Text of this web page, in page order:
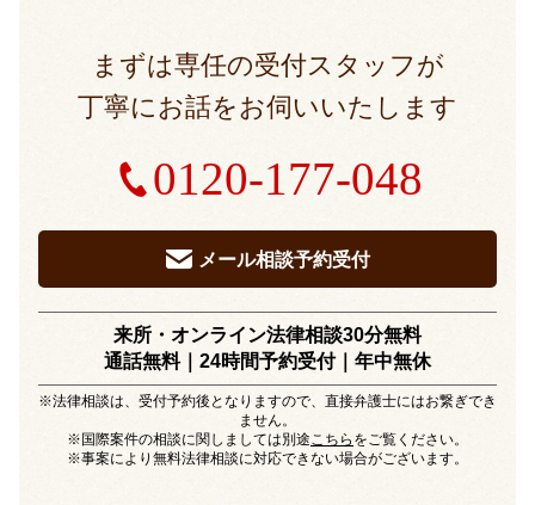
まずは専任の受付スタッフが
丁寧にお話をお伺いいたします
0120-177-048
メール相談予約受付
来所・オンライン法律相談30分無料
通話無料｜24時間予約受付｜年中無休
※法律相談は、受付予約後となりますので、直接弁護士にはお繋ぎでき
ません。
※国際案件の相談に関しましては別途こちら をご覧ください。
※事案により無料法律相談に対応できない場合がございます。